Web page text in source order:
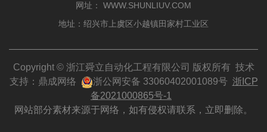
网址： WWW.SHUNLIUV.COM
地址：绍兴市上虞区小越镇田家村工业区
Copyright © 浙江舜立自动化工程有限公司 版权所有 技术
支持： 鼎成网络 浙公网安备 33060402001089号 浙ICP
备2021000865号-1
网站部分素材来源于网络，如有侵权请联系，立即删除。